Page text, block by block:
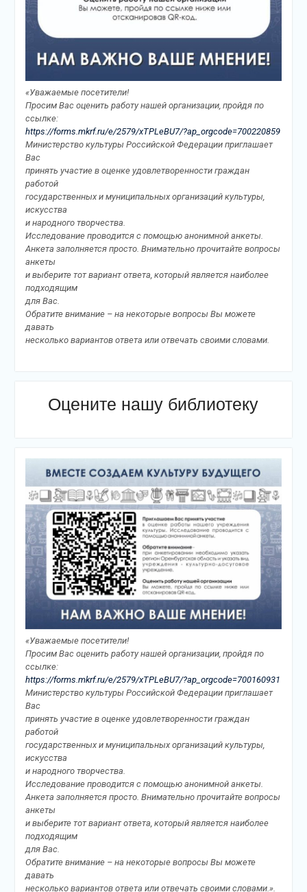
«Уважаемые посетители!
Просим Вас оценить работу нашей организации, пройдя по
ссылке:
https://forms.mkrf.ru/e/2579/xTPLeBU7/?ap_orgcode=700220859
Министерство культуры Российской Федерации приглашает
Вас
принять участие в оценке удовлетворенности граждан
работой
государственных и муниципальных организаций культуры,
искусства
и народного творчества.
Исследование проводится с помощью анонимной анкеты.
Анкета заполняется просто. Внимательно прочитайте вопросы
анкеты
и выберите тот вариант ответа, который является наиболее
подходящим
для Вас.
Обратите внимание – на некоторые вопросы Вы можете
давать
несколько вариантов ответа или отвечать своими словами.
Оцените нашу библиотеку
«Уважаемые посетители!
Просим Вас оценить работу нашей организации, пройдя по
ссылке:
https://forms.mkrf.ru/e/2579/xTPLeBU7/?ap_orgcode=700160931
Министерство культуры Российской Федерации приглашает
Вас
принять участие в оценке удовлетворенности граждан
работой
государственных и муниципальных организаций культуры,
искусства
и народного творчества.
Исследование проводится с помощью анонимной анкеты.
Анкета заполняется просто. Внимательно прочитайте вопросы
анкеты
и выберите тот вариант ответа, который является наиболее
подходящим
для Вас.
Обратите внимание – на некоторые вопросы Вы можете
давать
несколько вариантов ответа или отвечать своими словами.».